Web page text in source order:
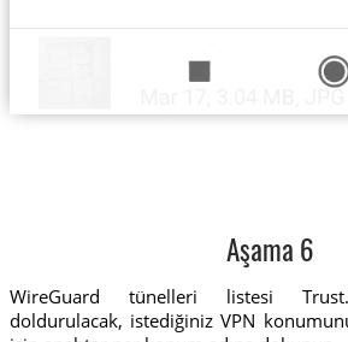
Aşama 6
WireGuard tünelleri listesi
doldurulacak, istediğiniz VPN